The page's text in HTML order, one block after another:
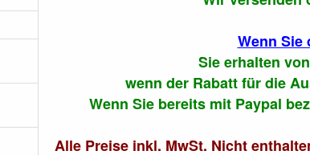
Wenn Sie
Sie erhalten
wenn der Rabatt für die
Wenn Sie bereits mit Paypal
Alle Preise inkl. MwSt. Nicht